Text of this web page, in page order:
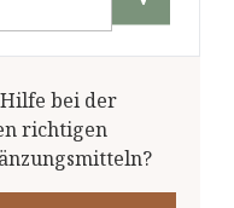
bei der
richtigen